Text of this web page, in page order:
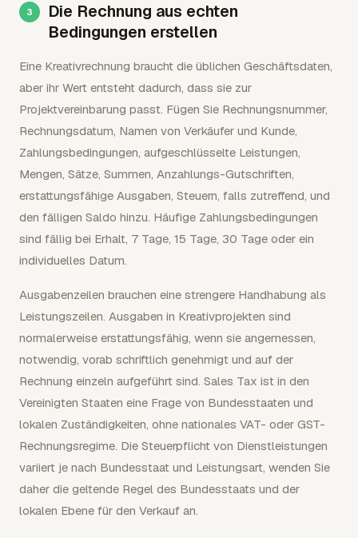
Die Rechnung aus echten
Bedingungen erstellen
Eine Kreativrechnung braucht die üblichen Geschäftsdaten,
aber ihr Wert entsteht dadurch, dass sie zur
Projektvereinbarung passt. Fügen Sie Rechnungsnummer,
Rechnungsdatum, Namen von Verkäufer und Kunde,
Zahlungsbedingungen, aufgeschlüsselte Leistungen,
Mengen, Sätze, Summen, Anzahlungs-Gutschriften,
erstattungsfähige Ausgaben, Steuern, falls zutreffend, und
den fälligen Saldo hinzu. Häufige Zahlungsbedingungen
sind fällig bei Erhalt, 7 Tage, 15 Tage, 30 Tage oder ein
individuelles Datum.
Ausgabenzeilen brauchen eine strengere Handhabung als
Leistungszeilen. Ausgaben in Kreativprojekten sind
normalerweise erstattungsfähig, wenn sie angemessen,
notwendig, vorab schriftlich genehmigt und auf der
Rechnung einzeln aufgeführt sind. Sales Tax ist in den
Vereinigten Staaten eine Frage von Bundesstaaten und
lokalen Zuständigkeiten, ohne nationales VAT- oder GST-
Rechnungsregime. Die Steuerpflicht von Dienstleistungen
variiert je nach Bundesstaat und Leistungsart, wenden Sie
daher die geltende Regel des Bundesstaats und der
lokalen Ebene für den Verkauf an.